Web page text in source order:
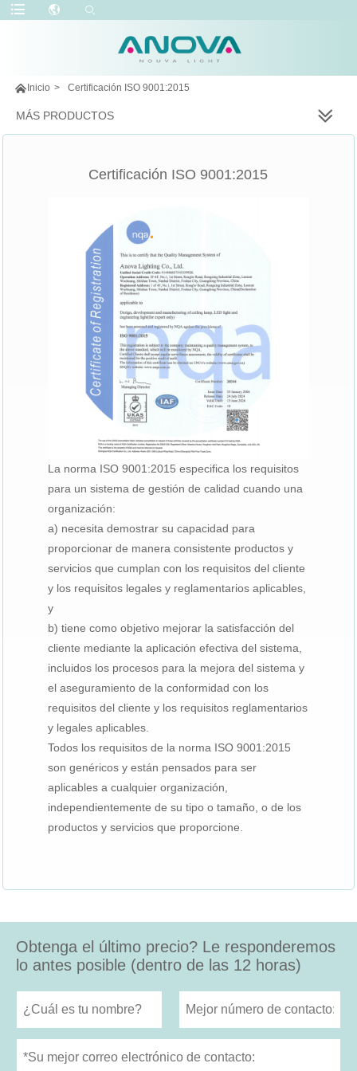
 Inicio > Certificación ISO 9001:2015
MÁS PRODUCTOS
Certificación ISO 9001:2015
La norma ISO 9001:2015 especifica los requisitos
para un sistema de gestión de calidad cuando una
organización:
a) necesita demostrar su capacidad para
proporcionar de manera consistente productos y
servicios que cumplan con los requisitos del cliente
y los requisitos legales y reglamentarios aplicables,
y
b) tiene como objetivo mejorar la satisfacción del
cliente mediante la aplicación efectiva del sistema,
incluidos los procesos para la mejora del sistema y
el aseguramiento de la conformidad con los
requisitos del cliente y los requisitos reglamentarios
y legales aplicables.
Todos los requisitos de la norma ISO 9001:2015
son genéricos y están pensados ​​para ser
aplicables a cualquier organización,
independientemente de su tipo o tamaño, o de los
productos y servicios que proporcione.
Obtenga el último precio? Le responderemos
lo antes posible (dentro de las 12 horas)